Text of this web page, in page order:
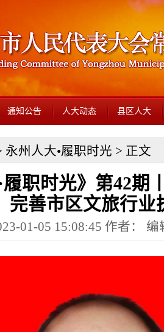
通知公告 人大动态 县区人大
永州人大•履职时光 > 正文
履职时光》第42期
完善市区文旅行业
01-05 15:08:45 作者：